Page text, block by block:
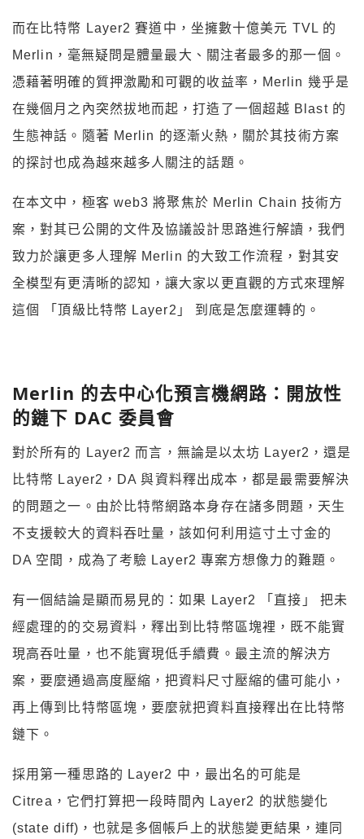
而在比特幣 Layer2 賽道中，坐擁數十億美元 TVL 的
Merlin，毫無疑問是體量最大、關注者最多的那一個。
憑藉著明確的質押激勵和可觀的收益率，Merlin 幾乎是
在幾個月之內突然拔地而起，打造了一個超越 Blast 的
生態神話。隨著 Merlin 的逐漸火熱，關於其技術方案
的探討也成為越來越多人關注的話題。
在本文中，極客 web3 將聚焦於 Merlin Chain 技術方
案，對其已公開的文件及協議設計思路進行解讀，我們
致力於讓更多人理解 Merlin 的大致工作流程，對其安
全模型有更清晰的認知，讓大家以更直觀的方式來理解
這個 「頂級比特幣 Layer2」 到底是怎麼運轉的。
Merlin 的去中心化預言機網路：開放性
的鏈下 DAC 委員會
對於所有的 Layer2 而言，無論是以太坊 Layer2，還是
比特幣 Layer2，DA 與資料釋出成本，都是最需要解決
的問題之一。由於比特幣網路本身存在諸多問題，天生
不支援較大的資料吞吐量，該如何利用這寸土寸金的
DA 空間，成為了考驗 Layer2 專案方想像力的難題。
有一個結論是顯而易見的：如果 Layer2 「直接」 把未
經處理的的交易資料，釋出到比特幣區塊裡，既不能實
現高吞吐量，也不能實現低手續費。最主流的解決方
案，要麼通過高度壓縮，把資料尺寸壓縮的儘可能小，
再上傳到比特幣區塊，要麼就把資料直接釋出在比特幣
鏈下。
採用第一種思路的 Layer2 中，最出名的可能是
Citrea，它們打算把一段時間內 Layer2 的狀態變化
(state diff)，也就是多個帳戶上的狀態變更結果，連同